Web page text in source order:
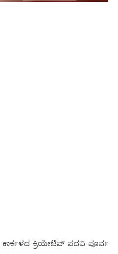
ಕಾರ್ಕಳದ ಕ್ರಿಯೇಟಿವ್ ಪದವಿ ಪೂರ್ವ